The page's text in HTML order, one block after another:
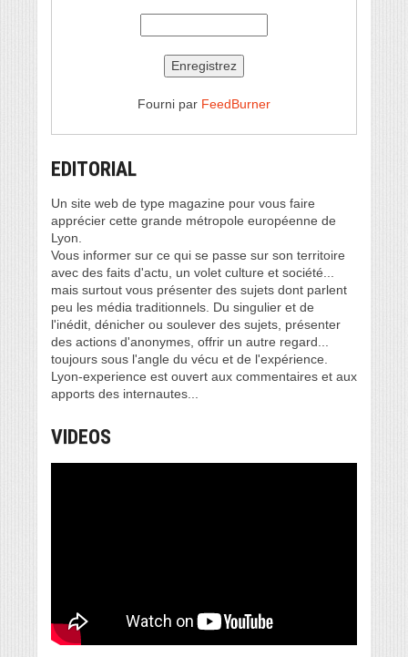
Fourni par FeedBurner
EDITORIAL
Un site web de type magazine pour vous faire
apprécier cette grande métropole européenne de
Lyon.
Vous informer sur ce qui se passe sur son territoire
avec des faits d'actu, un volet culture et société...
mais surtout vous présenter des sujets dont parlent
peu les média traditionnels. Du singulier et de
l'inédit, dénicher ou soulever des sujets, présenter
des actions d'anonymes, offrir un autre regard...
toujours sous l'angle du vécu et de l'expérience.
Lyon-experience est ouvert aux commentaires et aux
apports des internautes...
VIDEOS